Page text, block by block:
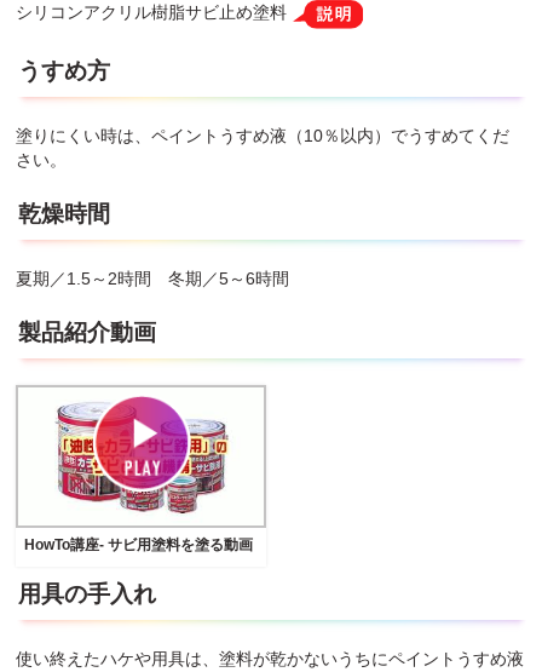
シリコンアクリル樹脂サビ止め塗料
うすめ方
塗りにくい時は、ペイントうすめ液（10％以内）でうすめてくだ
さい。
乾燥時間
夏期／1.5～2時間 冬期／5～6時間
製品紹介動画
HowTo講座- サビ用塗料を塗る動画
用具の手入れ
使い終えたハケや用具は、塗料が乾かないうちにペイントうすめ液